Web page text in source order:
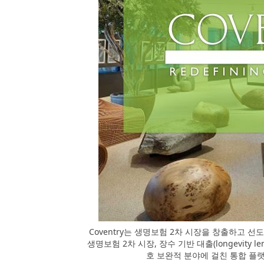
Coventry는 생명보험 2차 시장을 창출하고 선
생명보험 2차 시장, 장수 기반 대출(longevity
호 보완적 분야에 걸친 통합 플